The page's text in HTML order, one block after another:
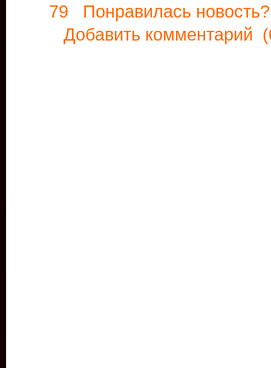
79 Понравилась
Добавить комментарий